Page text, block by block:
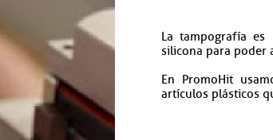
La tampografía
silicona para poder
En PromoHit
artículos plásticos